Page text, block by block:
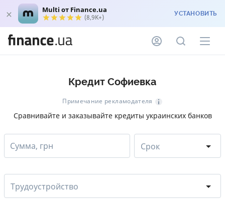
Multi от Finance.ua
(8,9K+) УСТАНОВИТЬ
Кредит Софиевка
Примечание рекламодателя
Сравнивайте и заказывайте кредиты украинских банков
Сумма, грн Срок
Трудоустройство